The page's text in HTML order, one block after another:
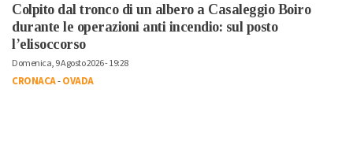
Colpito dal tronco di un albero a Casaleggio Boiro
durante le operazioni anti incendio: sul posto
l’elisoccorso
Domenica, 9 Agosto 2026 - 19:28
CRONACA-OVADA